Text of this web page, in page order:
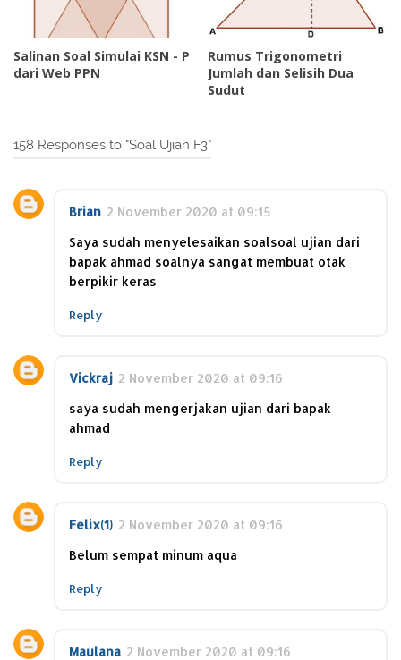
Salinan Soal Simulai KSN - P
dari Web PPN
Rumus Trigonometri
Jumlah dan Selisih Dua
Sudut
158 Responses to "Soal Ujian F3"
Brian 2 November 2020 at 09:15
Saya sudah menyelesaikan soalsoal ujian dari
bapak ahmad soalnya sangat membuat otak
berpikir keras
Reply
Vickraj 2 November 2020 at 09:16
saya sudah mengerjakan ujian dari bapak
ahmad
Reply
Felix(1) 2 November 2020 at 09:16
Belum sempat minum aqua
Reply
Maulana 2 November 2020 at 09:16